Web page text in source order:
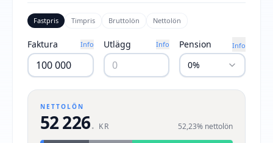
Fastpris Timpris Bruttolön Nettolön
Faktura Info Utlägg Info Pension Info
0%
NETTOLÖN
52 226. KR 52,23% nettolön